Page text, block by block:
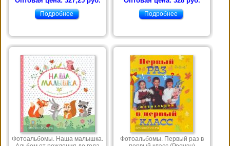
Подробнее Подробнее
Фотоальбомы. Наша малышка.
Фотоальбомы. Первый раз в